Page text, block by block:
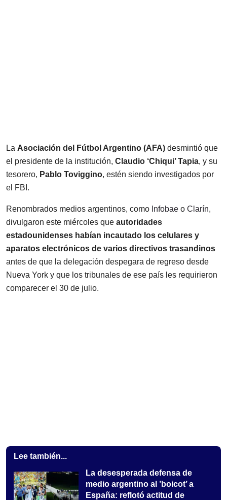
La Asociación del Fútbol Argentino (AFA) desmintió que
el presidente de la institución, Claudio ‘Chiqui’ Tapia, y su
tesorero, Pablo Toviggino, estén siendo investigados por
el FBI.
Renombrados medios argentinos, como Infobae o Clarín,
divulgaron este miércoles que autoridades
estadounidenses habían incautado los celulares y
aparatos electrónicos de varios directivos trasandinos
antes de que la delegación despegara de regreso desde
Nueva York y que los tribunales de ese país les requirieron
comparecer el 30 de julio.
Lee también...
La desesperada defensa de
medio argentino al ’boicot’ a
España: reflotó actitud de